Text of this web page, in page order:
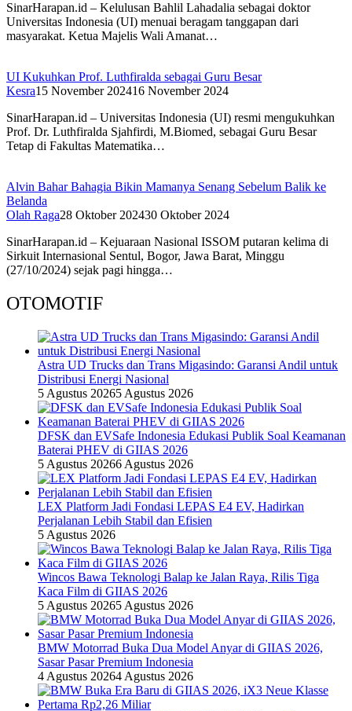
SinarHarapan.id – Kelulusan Bahlil Lahadalia sebagai doktor
Universitas Indonesia (UI) menuai beragam tanggapan dari
masyarakat. Ketua Majelis Wali Amanat…
UI Kukuhkan Prof. Luthfiralda sebagai Guru Besar
Kesra15 November 202416 November 2024
SinarHarapan.id – Universitas Indonesia (UI) resmi mengukuhkan
Prof. Dr. Luthfiralda Sjahfirdi, M.Biomed, sebagai Guru Besar
Tetap di Fakultas Matematika…
Alvin Bahar Bahagia Bikin Mamanya Senang Sebelum Balik ke
Belanda
Olah Raga28 Oktober 202430 Oktober 2024
SinarHarapan.id – Kejuaraan Nasional ISSOM putaran kelima di
Sirkuit Internasional Sentul, Bogor, Jawa Barat, Minggu
(27/10/2024) sejak pagi hingga…
OTOMOTIF
Astra UD Trucks dan Trans Migasindo: Garansi Andil untuk
Distribusi Energi Nasional
5 Agustus 20265 Agustus 2026
DFSK dan EVSafe Indonesia Edukasi Publik Soal Keamanan
Baterai PHEV di GIIAS 2026
5 Agustus 20266 Agustus 2026
LEX Platform Jadi Fondasi LEPAS E4 EV, Hadirkan
Perjalanan Lebih Stabil dan Efisien
5 Agustus 2026
Wincos Bawa Teknologi Balap ke Jalan Raya, Rilis Tiga
Kaca Film di GIIAS 2026
5 Agustus 20265 Agustus 2026
BMW Motorrad Buka Dua Model Anyar di GIIAS 2026,
Sasar Pasar Premium Indonesia
4 Agustus 20264 Agustus 2026